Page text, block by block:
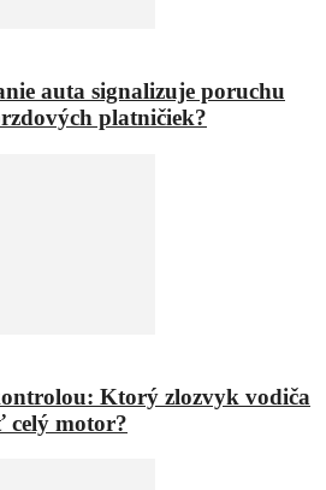
auta signalizuje poruchu
platničiek?
Ktorý zlozvyk vodiča
celý motor?